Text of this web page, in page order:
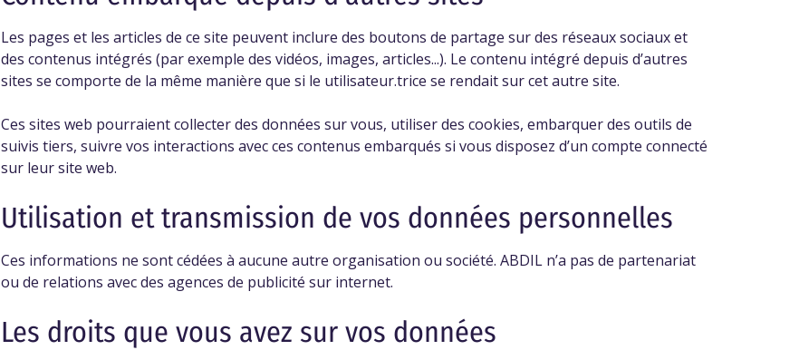
Les pages et les articles de ce site peuvent inclure des boutons de partage sur des réseaux sociaux et
des contenus intégrés (par exemple des vidéos, images, articles...). Le contenu intégré depuis d’autres
sites se comporte de la même manière que si le utilisateur.trice se rendait sur cet autre site.
Ces sites web pourraient collecter des données sur vous, utiliser des cookies, embarquer des outils de
suivis tiers, suivre vos interactions avec ces contenus embarqués si vous disposez d’un compte connecté
sur leur site web.
Utilisation et transmission de vos données personnelles
Ces informations ne sont cédées à aucune autre organisation ou société. ABDIL n’a pas de partenariat
ou de relations avec des agences de publicité sur internet.
Les droits que vous avez sur vos données